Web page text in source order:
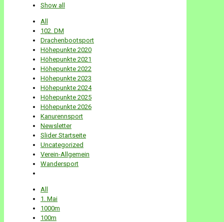
Show all
All
102. DM
Drachenbootsport
Höhepunkte 2020
Höhepunkte 2021
Höhepunkte 2022
Höhepunkte 2023
Höhepunkte 2024
Höhepunkte 2025
Höhepunkte 2026
Kanurennsport
Newsletter
Slider Startseite
Uncategorized
Verein-Allgemein
Wandersport
All
1. Mai
1000m
100m